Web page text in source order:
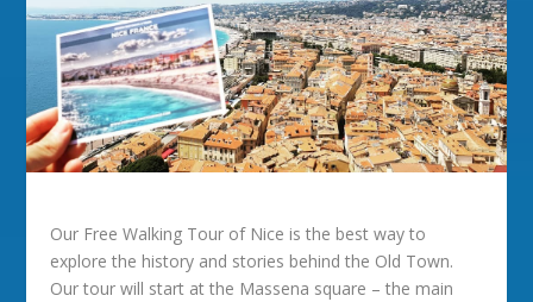
Our Free Walking Tour of Nice is the best way to
explore the history and stories behind the Old Town.
Our tour will start at the Massena square – the main